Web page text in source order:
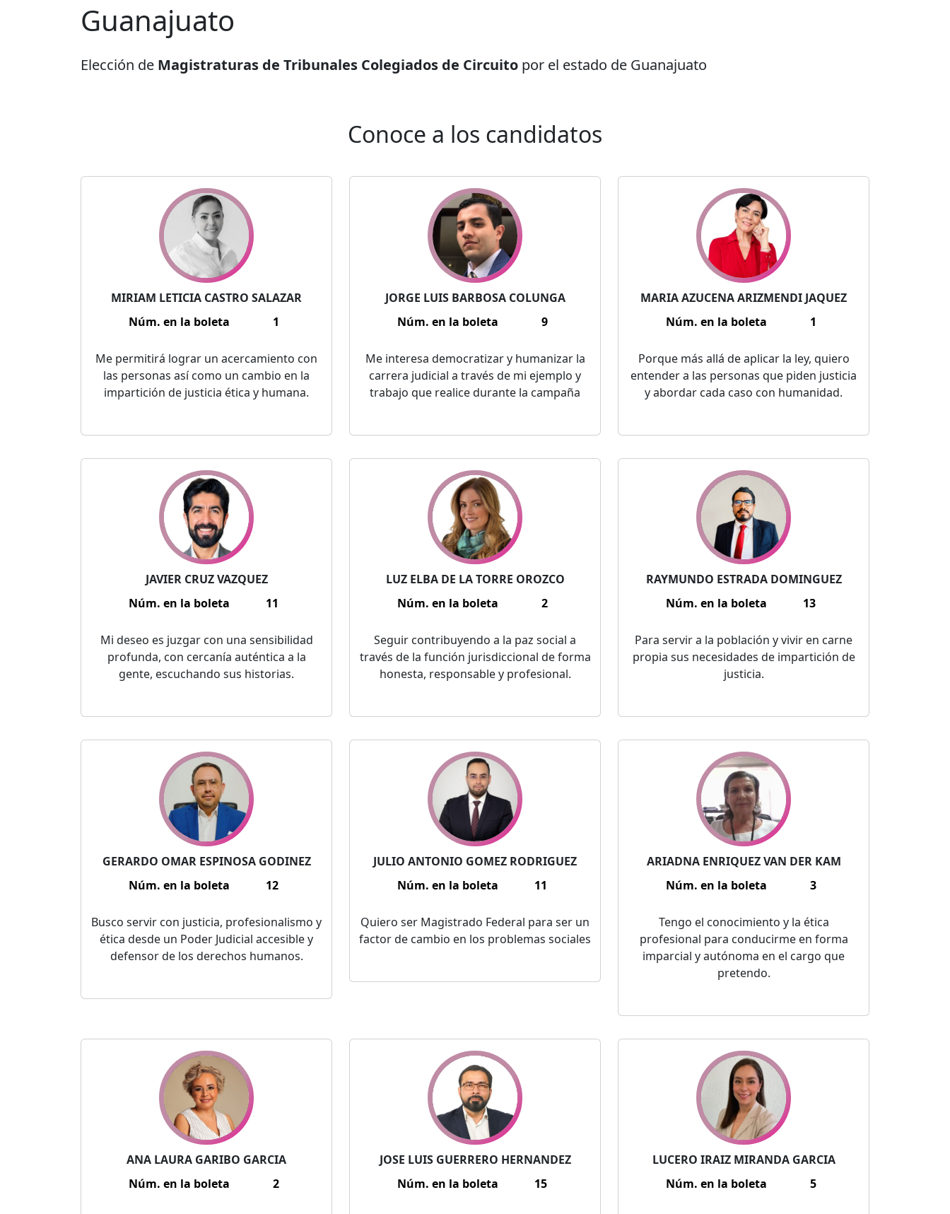
Guanajuato
Elección de Magistraturas de Tribunales Colegiados de Circuito por el estado de Guanajuato
Conoce a los candidatos
MIRIAM LETICIA CASTRO SALAZAR
Núm. en la boleta
1
Me permitirá lograr un acercamiento con
las personas así como un cambio en la
impartición de justicia ética y humana.
JORGE LUIS BARBOSA COLUNGA
Núm. en la boleta
9
Me interesa democratizar y humanizar la
carrera judicial a través de mi ejemplo y
trabajo que realice durante la campaña
MARIA AZUCENA ARIZMENDI JAQUEZ
Núm. en la boleta
1
Porque más allá de aplicar la ley, quiero
entender a las personas que piden justicia
y abordar cada caso con humanidad.
JAVIER CRUZ VAZQUEZ
Núm. en la boleta
11
Mi deseo es juzgar con una sensibilidad
profunda, con cercanía auténtica a la
gente, escuchando sus historias.
LUZ ELBA DE LA TORRE OROZCO
Núm. en la boleta
2
Seguir contribuyendo a la paz social a
través de la función jurisdiccional de forma
honesta, responsable y profesional.
RAYMUNDO ESTRADA DOMINGUEZ
Núm. en la boleta
13
Para servir a la población y vivir en carne
propia sus necesidades de impartición de
justicia.
GERARDO OMAR ESPINOSA GODINEZ
Núm. en la boleta
12
Busco servir con justicia, profesionalismo y
ética desde un Poder Judicial accesible y
defensor de los derechos humanos.
JULIO ANTONIO GOMEZ RODRIGUEZ
Núm. en la boleta
11
Quiero ser Magistrado Federal para ser un
factor de cambio en los problemas sociales
ARIADNA ENRIQUEZ VAN DER KAM
Núm. en la boleta
3
Tengo el conocimiento y la ética
profesional para conducirme en forma
imparcial y autónoma en el cargo que
pretendo.
ANA LAURA GARIBO GARCIA
Núm. en la boleta
2
JOSE LUIS GUERRERO HERNANDEZ
Núm. en la boleta
15
LUCERO IRAIZ MIRANDA GARCIA
Núm. en la boleta
5